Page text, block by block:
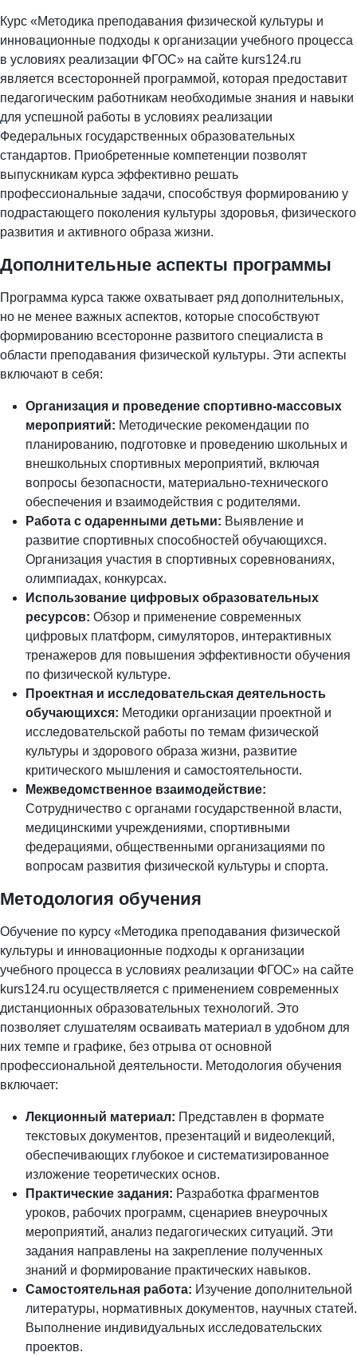
Курс «Методика преподавания физической культуры и
инновационные подходы к организации учебного процесса
в условиях реализации ФГОС» на сайте kurs124.ru
является всесторонней программой, которая предоставит
педагогическим работникам необходимые знания и навыки
для успешной работы в условиях реализации
Федеральных государственных образовательных
стандартов. Приобретенные компетенции позволят
выпускникам курса эффективно решать
профессиональные задачи, способствуя формированию у
подрастающего поколения культуры здоровья, физического
развития и активного образа жизни.
Дополнительные аспекты программы
Программа курса также охватывает ряд дополнительных,
но не менее важных аспектов, которые способствуют
формированию всесторонне развитого специалиста в
области преподавания физической культуры. Эти аспекты
включают в себя:
Организация и проведение спортивно-массовых
мероприятий: Методические рекомендации по
планированию, подготовке и проведению школьных и
внешкольных спортивных мероприятий, включая
вопросы безопасности, материально-технического
обеспечения и взаимодействия с родителями.
Работа с одаренными детьми: Выявление и
развитие спортивных способностей обучающихся.
Организация участия в спортивных соревнованиях,
олимпиадах, конкурсах.
Использование цифровых образовательных
ресурсов: Обзор и применение современных
цифровых платформ, симуляторов, интерактивных
тренажеров для повышения эффективности обучения
по физической культуре.
Проектная и исследовательская деятельность
обучающихся: Методики организации проектной и
исследовательской работы по темам физической
культуры и здорового образа жизни, развитие
критического мышления и самостоятельности.
Межведомственное взаимодействие:
Сотрудничество с органами государственной власти,
медицинскими учреждениями, спортивными
федерациями, общественными организациями по
вопросам развития физической культуры и спорта.
Методология обучения
Обучение по курсу «Методика преподавания физической
культуры и инновационные подходы к организации
учебного процесса в условиях реализации ФГОС» на сайте
kurs124.ru осуществляется с применением современных
дистанционных образовательных технологий. Это
позволяет слушателям осваивать материал в удобном для
них темпе и графике, без отрыва от основной
профессиональной деятельности. Методология обучения
включает:
Лекционный материал: Представлен в формате
текстовых документов, презентаций и видеолекций,
обеспечивающих глубокое и систематизированное
изложение теоретических основ.
Практические задания: Разработка фрагментов
уроков, рабочих программ, сценариев внеурочных
мероприятий, анализ педагогических ситуаций. Эти
задания направлены на закрепление полученных
знаний и формирование практических навыков.
Самостоятельная работа: Изучение дополнительной
литературы, нормативных документов, научных статей.
Выполнение индивидуальных исследовательских
проектов.